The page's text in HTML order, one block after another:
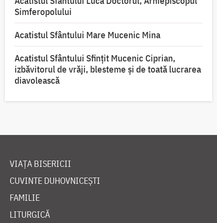
Simferopolului
Acatistul Sfântului Mare Mucenic Mina
Acatistul Sfântului Sfințit Mucenic Ciprian,
izbăvitorul de vrăji, blesteme și de toată lucrarea
diavolească
VIAȚA BISERICII
CUVINTE DUHOVNICEȘTI
FAMILIE
LITURGICĂ